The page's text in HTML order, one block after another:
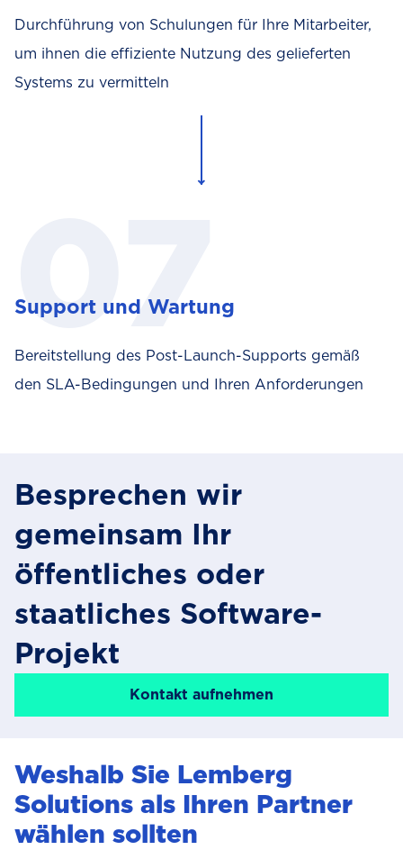
Durchführung von Schulungen für Ihre Mitarbeiter,
um ihnen die effiziente Nutzung des gelieferten
Systems zu vermitteln
Support und Wartung
Bereitstellung des Post-Launch-Supports gemäß
den SLA-Bedingungen und Ihren Anforderungen
Besprechen wir
gemeinsam Ihr
öffentliches oder
staatliches Software-
Projekt
Kontakt aufnehmen
Weshalb Sie Lemberg
Solutions als Ihren Partner
wählen sollten